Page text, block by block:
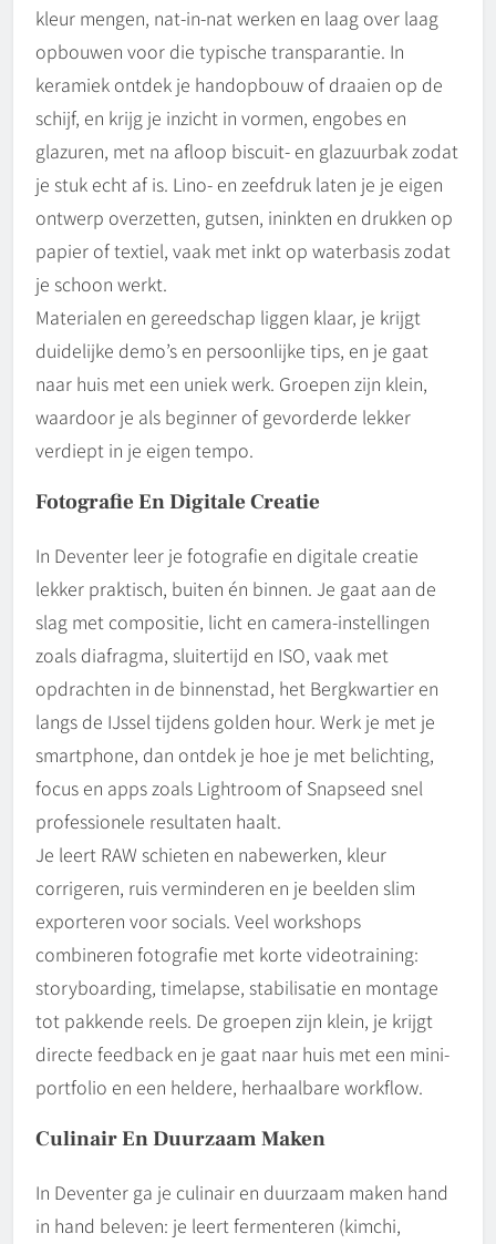
kleur mengen, nat-in-nat werken en laag over laag
opbouwen voor die typische transparantie. In
keramiek ontdek je handopbouw of draaien op de
schijf, en krijg je inzicht in vormen, engobes en
glazuren, met na afloop biscuit- en glazuurbak zodat
je stuk echt af is. Lino- en zeefdruk laten je je eigen
ontwerp overzetten, gutsen, ininkten en drukken op
papier of textiel, vaak met inkt op waterbasis zodat
je schoon werkt.
Materialen en gereedschap liggen klaar, je krijgt
duidelijke demo’s en persoonlijke tips, en je gaat
naar huis met een uniek werk. Groepen zijn klein,
waardoor je als beginner of gevorderde lekker
verdiept in je eigen tempo.
Fotografie En Digitale Creatie
In Deventer leer je fotografie en digitale creatie
lekker praktisch, buiten én binnen. Je gaat aan de
slag met compositie, licht en camera-instellingen
zoals diafragma, sluitertijd en ISO, vaak met
opdrachten in de binnenstad, het Bergkwartier en
langs de IJssel tijdens golden hour. Werk je met je
smartphone, dan ontdek je hoe je met belichting,
focus en apps zoals Lightroom of Snapseed snel
professionele resultaten haalt.
Je leert RAW schieten en nabewerken, kleur
corrigeren, ruis verminderen en je beelden slim
exporteren voor socials. Veel workshops
combineren fotografie met korte videotraining:
storyboarding, timelapse, stabilisatie en montage
tot pakkende reels. De groepen zijn klein, je krijgt
directe feedback en je gaat naar huis met een mini-
portfolio en een heldere, herhaalbare workflow.
Culinair En Duurzaam Maken
In Deventer ga je culinair en duurzaam maken hand
in hand beleven: je leert fermenteren (kimchi,